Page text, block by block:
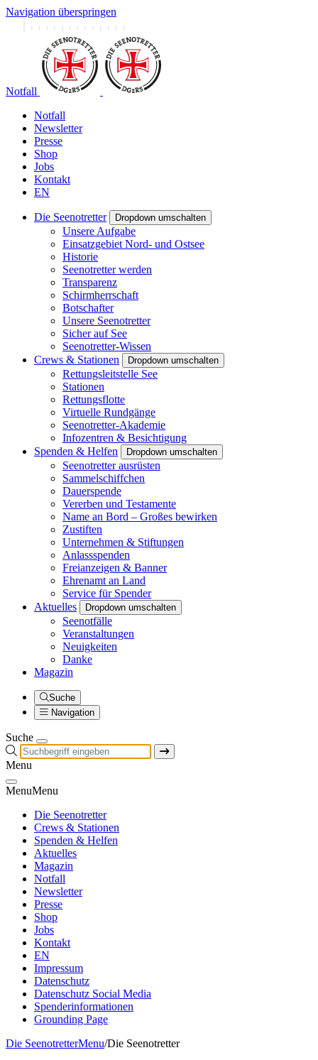
Navigation überspringen
Notfall
Notfall
Newsletter
Presse
Shop
Jobs
Kontakt
EN
Die Seenotretter Dropdown umschalten
Unsere Aufgabe
Einsatzgebiet Nord- und Ostsee
Historie
Seenotretter werden
Transparenz
Schirmherrschaft
Botschafter
Unsere Seenotretter
Sicher auf See
Seenotretter-Wissen
Crews & Stationen
Dropdown umschalten
Rettungsleitstelle See
Stationen
Rettungsflotte
Virtuelle Rundgänge
Seenotretter-Akademie
Infozentren & Besichtigung
Spenden & Helfen
Dropdown umschalten
Seenotretter ausrüsten
Sammelschiffchen
Dauerspende
Vererben und Testamente
Name an Bord – Großes bewirken
Zustiften
Unternehmen & Stiftungen
Anlassspenden
Freianzeigen & Banner
Ehrenamt an Land
Service für Spender
Aktuelles
Dropdown umschalten
Seenotfälle
Veranstaltungen
Neuigkeiten
Danke
Magazin
Suche
Navigation
Suche
Menu
MenuMenu
Die Seenotretter
Crews & Stationen
Spenden & Helfen
Aktuelles
Magazin
Notfall
Newsletter
Presse
Shop
Jobs
Kontakt
EN
Impressum
Datenschutz
Datenschutz Social Media
Spenderinformationen
Grounding Page
Die SeenotretterMenu/Die Seenotretter